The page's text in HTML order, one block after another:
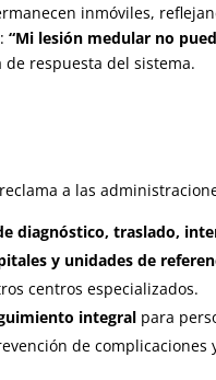
inmóviles,
“Mi lesión medular no
respuesta del sistema.
a las
diagnóstico, traslado,
y unidades de
centros especializados.
integral para
de complicaciones